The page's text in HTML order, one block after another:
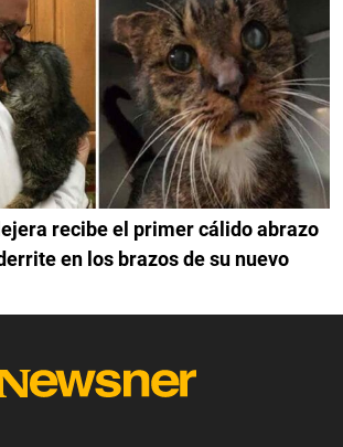
recibe el primer cálido abrazo
en los brazos de su nuevo